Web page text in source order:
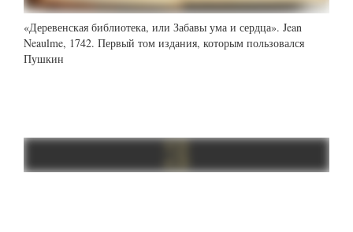
«Деревенская библиотека, или Забавы ума и сердца». Jean
Neaulme, 1742. Первый том издания, которым пользовался
Пушкин